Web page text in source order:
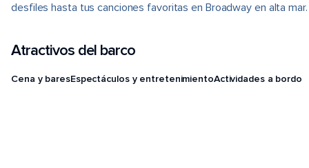
desfiles hasta tus canciones favoritas en Broadway en alta mar.
Atractivos del barco
Cena y baresEspectáculos y entretenimientoActividades a bordo